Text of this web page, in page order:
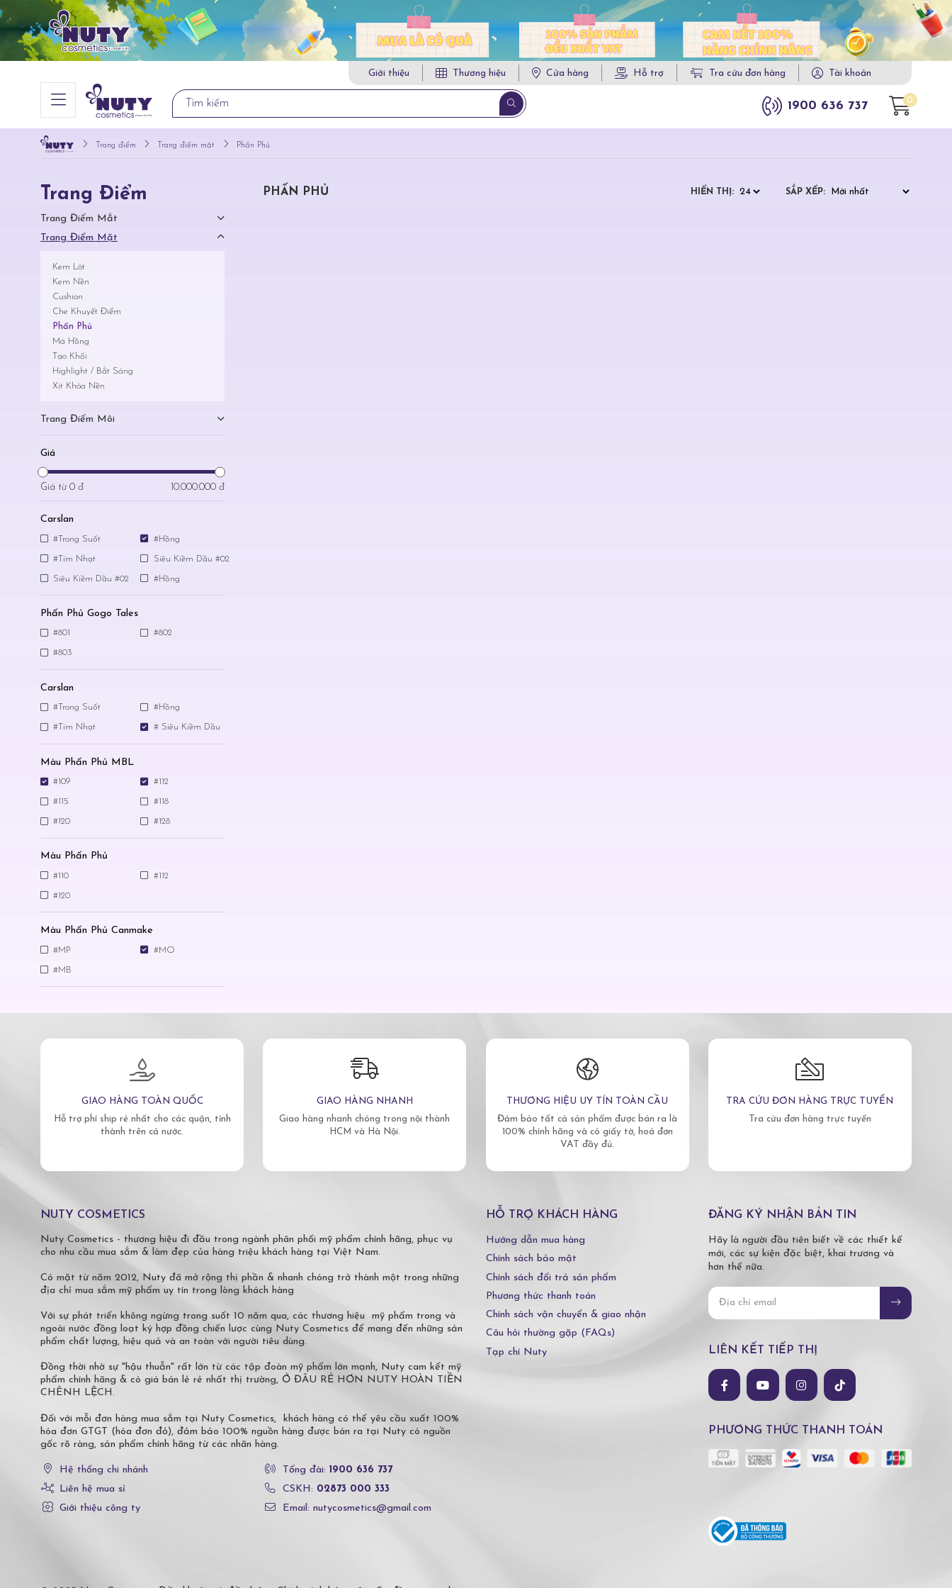
Giới thiệu Thương hiệu Cửa hàng Hỗ trợ Tra cứu đơn hàng Tài khoản
1900 636 737 0
Trang điểm Trang điểm mặt Phấn Phủ
Trang Điểm
Trang Điểm Mắt
Trang Điểm Mặt
Kem Lót
Kem Nền
Cushion
Che Khuyết Điểm
Phấn Phủ
Má Hồng
Tạo Khối
Highlight / Bắt Sáng
Xịt Khóa Nền
Trang Điểm Môi
Giá
Giá từ 0 đ 10.000.000 đ
Carslan
#Trong Suốt #Hồng
#Tím Nhạt Siêu Kiềm Dầu #02
Siêu Kiềm Dầu #02 #Hồng
Phấn Phủ Gogo Tales
#801 #802
#803
Carslan
#Trong Suốt #Hồng
#Tím Nhạt # Siêu Kiềm Dầu
Màu Phấn Phủ MBL
#109 #112
#115 #118
#120 #128
Màu Phấn Phủ
#110 #112
#120
Màu Phấn Phủ Canmake
#MP #MO
#MB
PHẤN PHỦ HIỂN THỊ: SẮP XẾP:
GIAO HÀNG TOÀN QUỐC
Hỗ trợ phí ship rẻ nhất cho các quận, tỉnh
thành trên cả nước.
GIAO HÀNG NHANH
Giao hàng nhanh chóng trong nội thành
HCM và Hà Nội.
THƯƠNG HIỆU UY TÍN TOÀN CẦU
Đảm bảo tất cả sản phẩm được bán ra là
100% chính hãng và có giấy tờ, hoá đơn
VAT đầy đủ.
TRA CỨU ĐƠN HÀNG TRỰC TUYẾN
Tra cứu đơn hàng trực tuyến
NUTY COSMETICS
Nuty Cosmetics - thương hiệu đi đầu trong ngành phân phối mỹ phẩm chính hãng, phục vụ
cho nhu cầu mua sắm & làm đẹp của hàng triệu khách hàng tại Việt Nam.
Có mặt từ năm 2012, Nuty đã mở rộng thị phần & nhanh chóng trở thành một trong những
địa chỉ mua sắm mỹ phẩm uy tín trong lòng khách hàng
Với sự phát triển không ngừng trong suốt 10 năm qua, các thương hiệu mỹ phẩm trong và
ngoài nước đồng loạt ký hợp đồng chiến lược cùng Nuty Cosmetics để mang đến những sản
phẩm chất lượng, hiệu quả và an toàn với người tiêu dùng.
Đồng thời nhờ sự "hậu thuẫn" rất lớn từ các tập đoàn mỹ phẩm lớn mạnh, Nuty cam kết mỹ
phẩm chính hãng & có giá bán lẻ rẻ nhất thị trường, Ở ĐÂU RẺ HƠN NUTY HOÀN TIỀN
CHÊNH LỆCH.
Đối với mỗi đơn hàng mua sắm tại Nuty Cosmetics, khách hàng có thể yêu cầu xuất 100%
hóa đơn GTGT (hóa đơn đỏ), đảm bảo 100% nguồn hàng được bán ra tại Nuty có nguồn
gốc rõ ràng, sản phẩm chính hãng từ các nhãn hàng.
Hệ thống chi nhánh
Liên hệ mua sỉ
Giới thiệu công ty
Tổng đài: 1900 636 737
CSKH: 02873 000 333
Email: nutycosmetics@gmail.com
HỖ TRỢ KHÁCH HÀNG
Hướng dẫn mua hàng
Chính sách bảo mật
Chính sách đổi trả sản phẩm
Phương thức thanh toán
Chính sách vận chuyển & giao nhận
Câu hỏi thường gặp (FAQs)
Tạp chí Nuty
ĐĂNG KÝ NHẬN BẢN TIN
Hãy là người đầu tiên biết về các thiết kế
mới, các sự kiện đặc biệt, khai trương và
hơn thế nữa.
LIÊN KẾT TIẾP THỊ
PHƯƠNG THỨC THANH TOÁN